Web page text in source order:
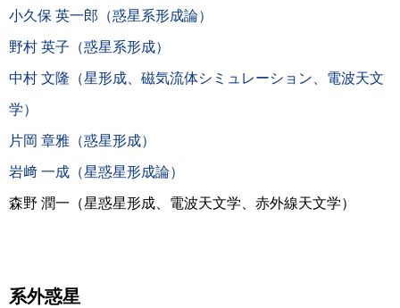
小久保 英一郎（惑星系形成論）
野村 英子（惑星系形成）
中村 文隆（星形成、磁気流体シミュレーション、電波天文
学）
片岡 章雅（惑星形成）
岩﨑 一成（星惑星形成論）
森野 潤一（星惑星形成、電波天文学、赤外線天文学）
系外惑星